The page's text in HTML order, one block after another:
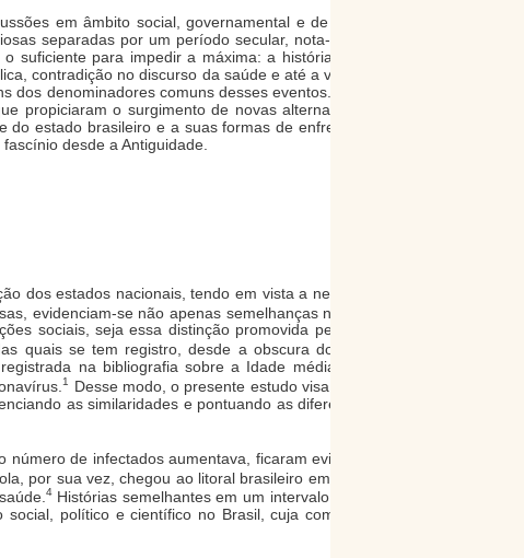
em âmbito social, governamental e de saúde no
separadas por um período secular, nota-se que as
suficiente para impedir a máxima: a história é cíclica.
contradição no discurso da saúde e até a vitimização
denominadores comuns desses eventos. Por outro
propiciaram o surgimento de novas alternativas para
estado brasileiro e a suas formas de enfrentamento
desde a Antiguidade.
dos estados nacionais, tendo em vista a necessidade
evidenciam-se não apenas semelhanças no impacto
sociais, seja essa distinção promovida pelo espaço
quais se tem registro, desde a obscura doença que
na bibliografia sobre a Idade média, a Gripe
1
Desse modo, o presente estudo visa comparar
as similaridades e pontuando as diferenças dos
de infectados aumentava, ficaram evidentes as
por sua vez, chegou ao litoral brasileiro em setembro
4Histórias semelhantes em um intervalo de tempo
político e científico no Brasil, cuja compreensão